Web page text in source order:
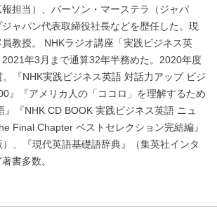
担当）、バーソン・マーステラ（ジャパ
ャパン代表取締役社長などを歴任した。現
教授。 NHKラジオ講座「実践ビジネス英
年3月まで通算32年半務めた。2020年度
『NHK実践ビジネス英語 対話力アップ ビジ
』『アメリカ人の「ココロ」を理解するため
『NHK CD BOOK 実践ビジネス英語 ニュ
Final Chapter ベストセレクション完結編』
）、『現代英語基礎語辞典』（集英社インタ
書多数。